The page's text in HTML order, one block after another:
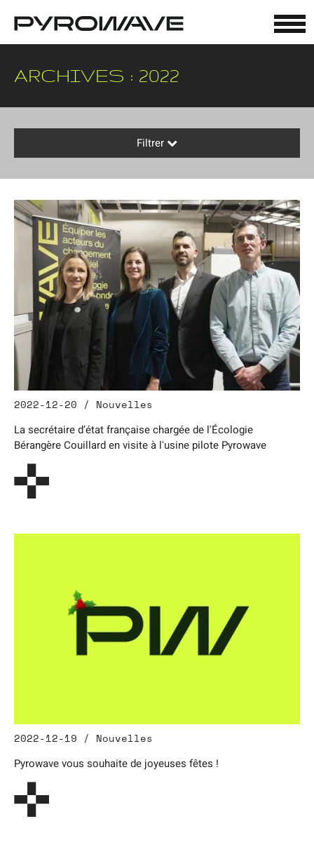
ARCHIVES : 2022
Filtrer
2022-12-20 / Nouvelles
La secrétaire d’état française chargée de l'Écologie
Bérangère Couillard en visite à l'usine pilote Pyrowave
2022-12-19 / Nouvelles
Pyrowave vous souhaite de joyeuses fêtes !